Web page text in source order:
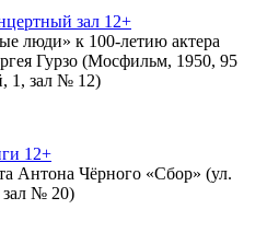
зал 12+
люди» к 100-летию актера
Гурзо (Мосфильм, 1950, 95
1, зал № 12)
12+
Антона Чёрного «Сбор» (ул.
№ 20)